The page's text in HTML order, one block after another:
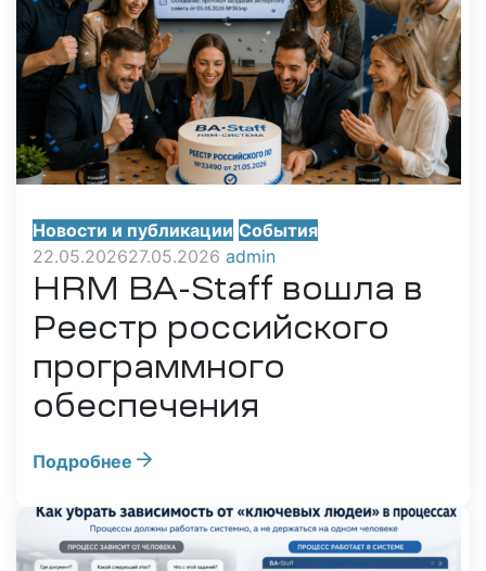
Новости и публикации События
HRM BA-Staff вошла в
Реестр российского
программного
обеспечения
22.05.202627.05.2026 admin
Подробнее